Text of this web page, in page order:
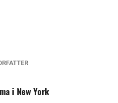
i New York